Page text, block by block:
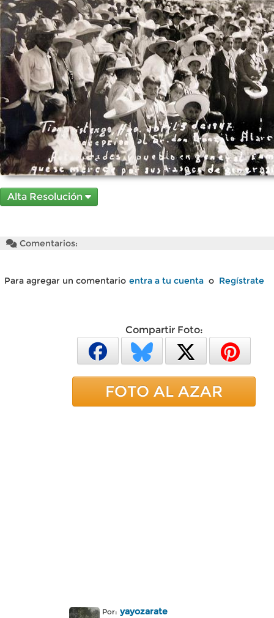
Alta Resolución
Comentarios:
Para agregar un comentario entra a tu cuenta o Regístrate
Compartir Foto:
FOTO AL AZAR
Por: yayozarate